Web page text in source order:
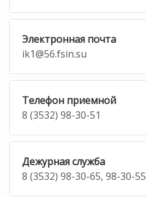
Электронная почта
ik1@56.fsin.su
Телефон приемной
8 (3532) 98-30-51
Дежурная служба
8 (3532) 98-30-65, 98-30-55